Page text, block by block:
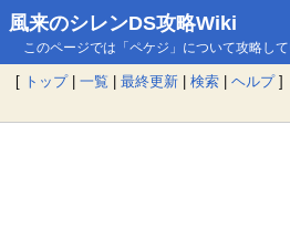
風来のシレンDS攻略Wiki
このページでは「ペケジ」について攻略して
[ トップ| 一覧 | 最終更新 | 検索 | ヘルプ]